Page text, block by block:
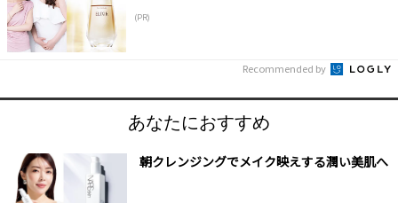
(PR)
Recommended by
あなたにおすすめ
朝クレンジングでメイク映えする潤い美肌へ